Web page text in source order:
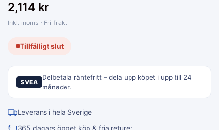
2,114 kr
Inkl. moms · Fri frakt
Tillfälligt slut
SVEA
Delbetala räntefritt – dela upp köpet i upp till 24
månader.
Leverans i hela Sverige
365 dagars öppet köp & fria returer